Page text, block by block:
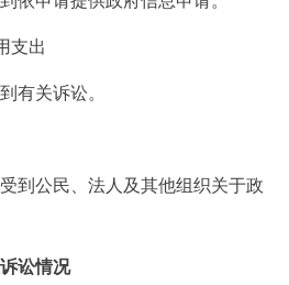
支出
关诉讼。
公民、法人及其他组织关于政
讼情况